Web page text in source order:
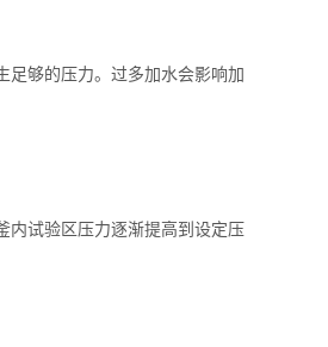
够的压力。过多加水会影响加
试验区压力逐渐提高到设定压